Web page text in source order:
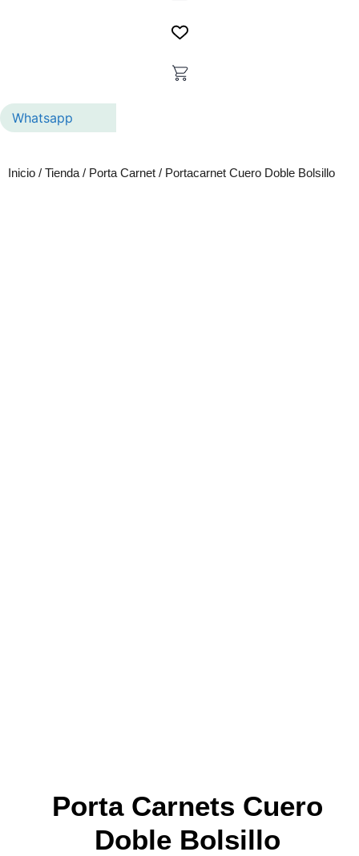
Whatsapp
Inicio / Tienda / Porta Carnet / Portacarnet Cuero Doble Bolsillo
Porta Carnets Cuero
Doble Bolsillo